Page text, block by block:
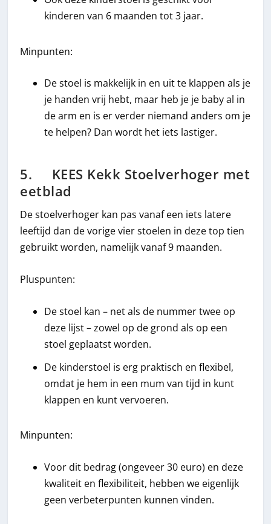
kinderen van 6 maanden tot 3 jaar.
Minpunten:
De stoel is makkelijk in en uit te klappen als je
je handen vrij hebt, maar heb je je baby al in
de arm en is er verder niemand anders om je
te helpen? Dan wordt het iets lastiger.
5. KEES Kekk Stoelverhoger met
eetblad
De stoelverhoger kan pas vanaf een iets latere
leeftijd dan de vorige vier stoelen in deze top tien
gebruikt worden, namelijk vanaf 9 maanden.
Pluspunten:
De stoel kan – net als de nummer twee op
deze lijst – zowel op de grond als op een
stoel geplaatst worden.
De kinderstoel is erg praktisch en flexibel,
omdat je hem in een mum van tijd in kunt
klappen en kunt vervoeren.
Minpunten:
Voor dit bedrag (ongeveer 30 euro) en deze
kwaliteit en flexibiliteit, hebben we eigenlijk
geen verbeterpunten kunnen vinden.